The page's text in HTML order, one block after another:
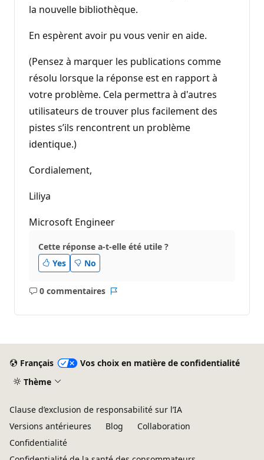
la nouvelle bibliothèque.
En espèrent avoir pu vous venir en aide.
(Pensez à marquer les publications comme
résolu lorsque la réponse est en rapport à
votre problème. Cela permettra à d'autres
utilisateurs de trouver plus facilement des
pistes s’ils rencontrent un problème
identique.)
Cordialement,
Liliya
Microsoft Engineer
Cette réponse a-t-elle été utile ?
Yes
No
0 commentaires
Aucun
Français
Vos choix en matière de confidentialité
Thème
Clause d’exclusion de responsabilité sur l’IA
Versions antérieures
Blog
Collaboration
Confidentialité